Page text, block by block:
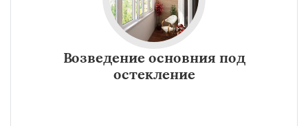
Возведение основния под
остекление
Даю согласие на обработку персональных данных